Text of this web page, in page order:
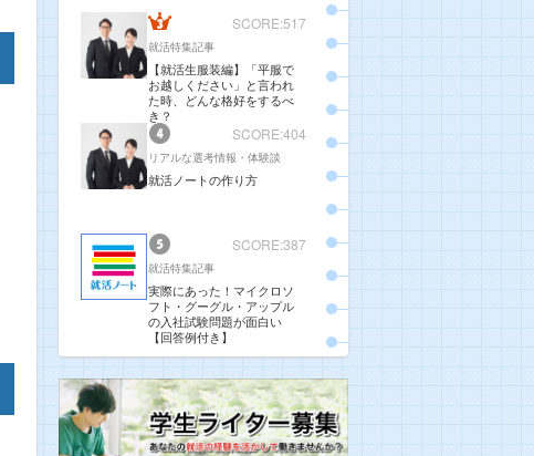
SCORE:517
就活特集記事
【就活生服装編】「平服で
お越しください」と言われ
た時、どんな格好をするべ
き？
SCORE:404
リアルな選考情報・体験談
就活ノートの作り方
SCORE:387
就活特集記事
実際にあった！マイクロソ
フト・グーグル・アップル
の入社試験問題が面白い
【回答例付き】